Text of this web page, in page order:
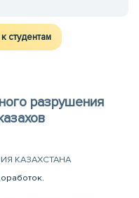
студентам
разрушения
КАЗАХСТАНА